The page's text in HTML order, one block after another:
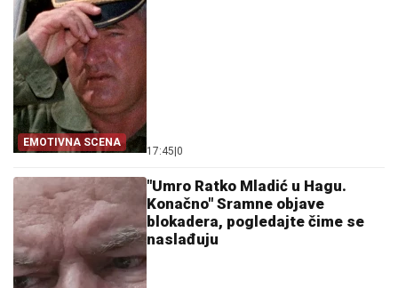
EMOTIVNA SCENA
17:45 0
"Umro Ratko Mladić u Hagu.
Konačno" Sramne objave
blokadera, pogledajte čime se
naslađuju